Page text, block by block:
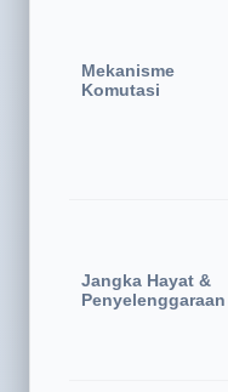
Mekanisme
Jangka Hayat &